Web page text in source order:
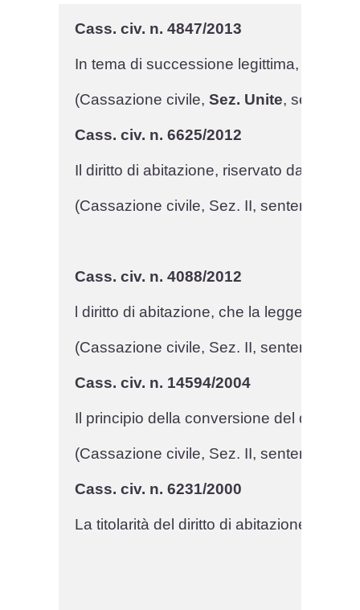
Cass. civ. n. 4847/2013
In tema di successione legittima,
(Cassazione civile, Sez. Unite, sentenza
Cass. civ. n. 6625/2012
Il diritto di abitazione, riservato dall'art.
(Cassazione civile, Sez. II, sentenza n.
Cass. civ. n. 4088/2012
l diritto di abitazione, che la legge
(Cassazione civile, Sez. II, sentenza n.
Cass. civ. n. 14594/2004
Il principio della conversione del diritto
(Cassazione civile, Sez. II, sentenza n.
Cass. civ. n. 6231/2000
La titolarità del diritto di abitazione